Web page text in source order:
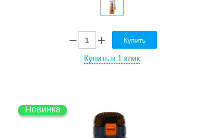
Купить
Купить в 1 клик
Новинка